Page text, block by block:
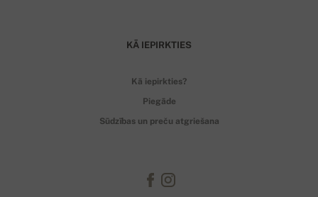
KĀ IEPIRKTIES
Kā iepirkties?
Piegāde
Sūdzības un preču atgriešana